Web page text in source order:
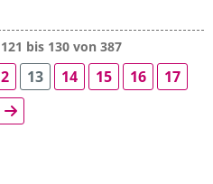
bis 130 von 387
13 14 15 16 17